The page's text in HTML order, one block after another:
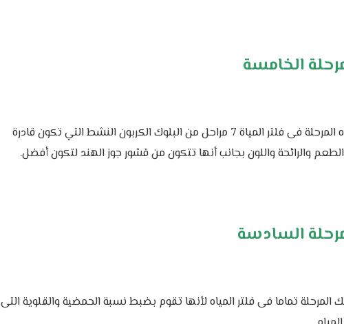
الخامسة
تصنع هذه المرحلة فى فلتر المياة 7 مراحل من البلوك الكربون النشط التي تكون قادرة
الطعم والرائحة واللون بجانب أنها تتكون من قشور جوز الهند لتكون أفضل.
السادسة
المرحلة تماما فى فلتر المياه لأنها تقوم بضبط نسبة الحمضية والقلوية التى